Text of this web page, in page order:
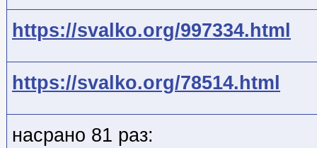
https://svalko.org/997334.html
https://svalko.org/78514.html
насрано 81 раз: